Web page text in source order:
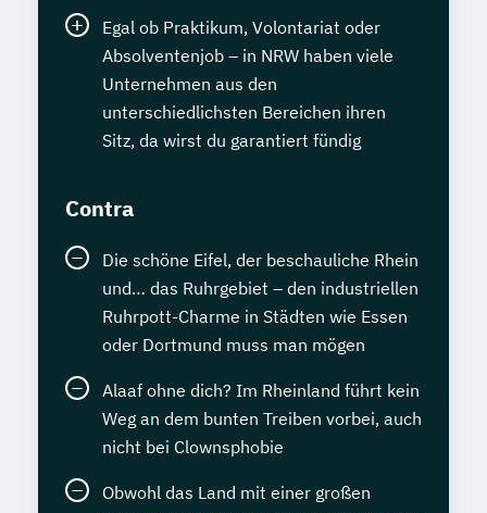
Egal ob Praktikum, Volontariat oder
Absolventenjob – in NRW haben viele
Unternehmen aus den
unterschiedlichsten Bereichen ihren
Sitz, da wirst du garantiert fündig
Contra
Die schöne Eifel, der beschauliche Rhein
und… das Ruhrgebiet – den industriellen
Ruhrpott-Charme in Städten wie Essen
oder Dortmund muss man mögen
Alaaf ohne dich? Im Rheinland führt kein
Weg an dem bunten Treiben vorbei, auch
nicht bei Clownsphobie
Obwohl das Land mit einer großen